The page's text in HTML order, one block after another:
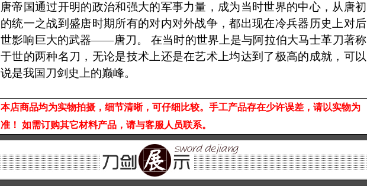
唐帝国通过开明的政治和强大的军事力量，成为当时世界的中心，从唐初
的统一之战到盛唐时期所有的对内对外战争，都出现在冷兵器历史上对后
世影响巨大的武器——唐刀。 在当时的世界上是与阿拉伯大马士革刀著称
于世的两种名刀，无论是技术上还是在艺术上均达到了极高的成就，可以
说是我国刀剑史上的巅峰。
本店商品均为实物拍摄，细节清晰，可仔细比较。手工产品存在少许误差，请以实物为
准！ 如需订购其它材料产品，请与客服人员联系。